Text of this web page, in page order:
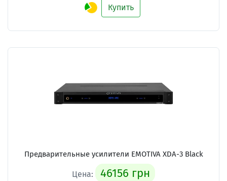
Купить
Предварительные усилители EMOTIVA XDA-3 Black
Цена: 46156 грн